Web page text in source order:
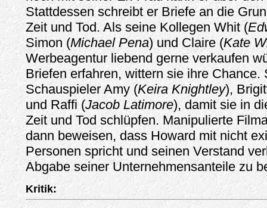
Stattdessen schreibt er Briefe an die
Zeit und Tod. Als seine Kollegen Whit (
Simon (Michael Pena) und Claire (Kate
Werbeagentur liebend gerne verkaufen
Briefen erfahren, wittern sie ihre Chance.
Schauspieler Amy (Keira Knightley),
und Raffi (Jacob Latimore), damit sie in
Zeit und Tod schlüpfen. Manipulierte
dann beweisen, dass Howard mit nicht
Personen spricht und seinen Verstand
Abgabe seiner Unternehmensanteile zu
Kritik: